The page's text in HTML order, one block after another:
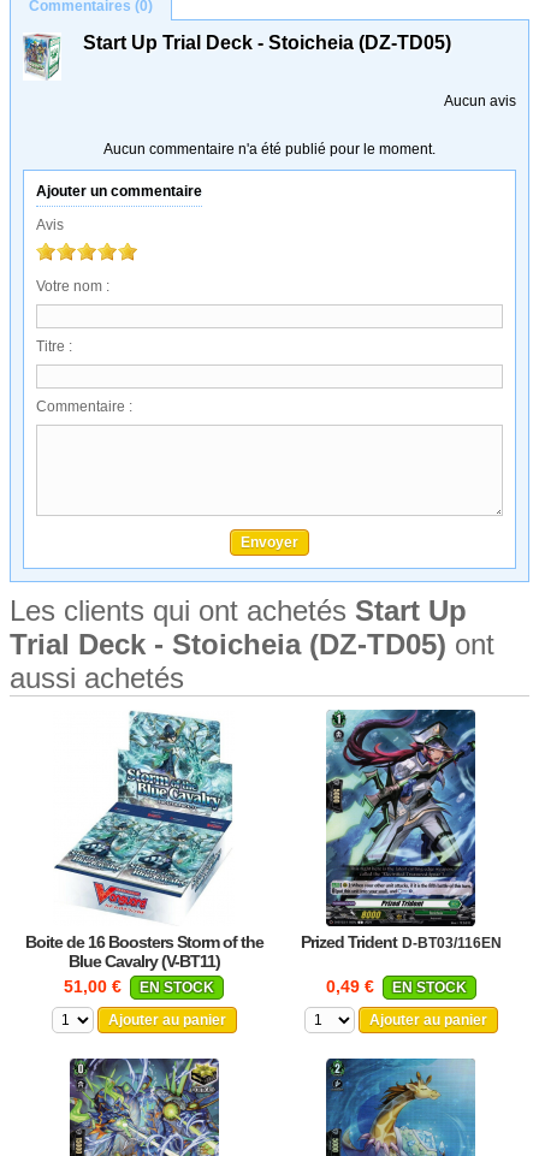
Commentaires (0)
Start Up Trial Deck - Stoicheia (DZ-TD05)
Aucun avis
Aucun commentaire n'a été publié pour le moment.
Ajouter un commentaire
Avis
Votre nom :
Titre :
Commentaire :
Les clients qui ont achetés Start Up
Trial Deck - Stoicheia (DZ-TD05) ont
aussi achetés
Boite de 16 Boosters Storm of the
Blue Cavalry (V-BT11)
51,00 €
EN STOCK
Ajouter au panier
Prized Trident D-BT03/116EN
0,49 €
EN STOCK
Ajouter au panier